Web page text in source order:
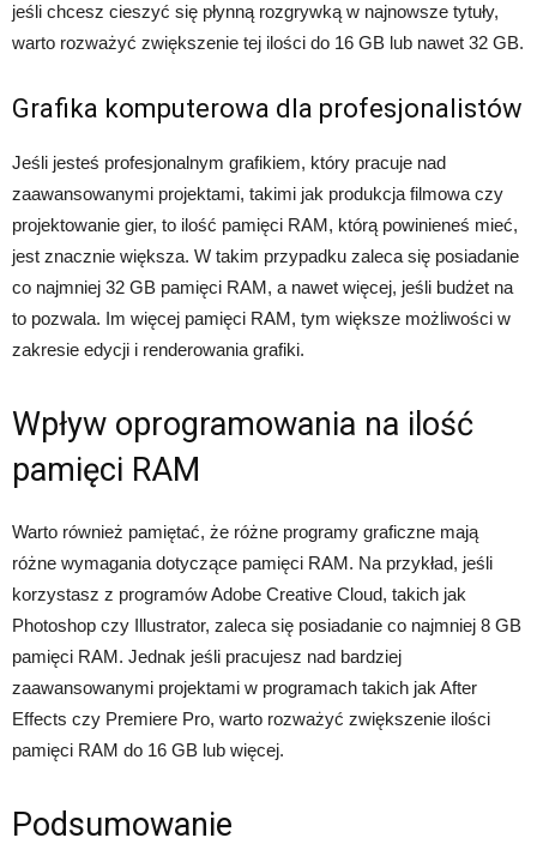
jeśli chcesz cieszyć się płynną rozgrywką w najnowsze tytuły,
warto rozważyć zwiększenie tej ilości do 16 GB lub nawet 32 GB.
Grafika komputerowa dla profesjonalistów
Jeśli jesteś profesjonalnym grafikiem, który pracuje nad
zaawansowanymi projektami, takimi jak produkcja filmowa czy
projektowanie gier, to ilość pamięci RAM, którą powinieneś mieć,
jest znacznie większa. W takim przypadku zaleca się posiadanie
co najmniej 32 GB pamięci RAM, a nawet więcej, jeśli budżet na
to pozwala. Im więcej pamięci RAM, tym większe możliwości w
zakresie edycji i renderowania grafiki.
Wpływ oprogramowania na ilość
pamięci RAM
Warto również pamiętać, że różne programy graficzne mają
różne wymagania dotyczące pamięci RAM. Na przykład, jeśli
korzystasz z programów Adobe Creative Cloud, takich jak
Photoshop czy Illustrator, zaleca się posiadanie co najmniej 8 GB
pamięci RAM. Jednak jeśli pracujesz nad bardziej
zaawansowanymi projektami w programach takich jak After
Effects czy Premiere Pro, warto rozważyć zwiększenie ilości
pamięci RAM do 16 GB lub więcej.
Podsumowanie